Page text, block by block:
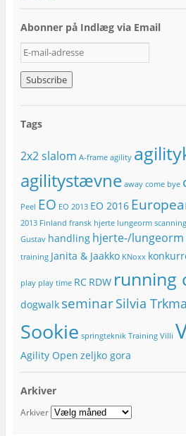
Abonner på Indlæg via Email
E
-
m
a
i
-
d
e
s
e
Tags
2x2 slalom A-frame agility
agilitystævne away come bye
Peel EO EO 2013 EO 2016
2013 Finland fransk hjerte lungeorm
Gustav handling hjerte-/lungeorm
training Janita & Jaakko KNoxx
play play time RC RDW running
dogwalk seminarSilvia
Sookie springteknik Training Villi
Agility Open zeljko gora
Arkiver
Arkiver